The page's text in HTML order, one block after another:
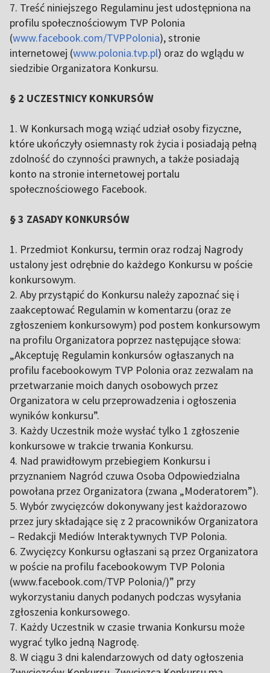
7. Treść niniejszego Regulaminu jest udostępniona na
profilu społecznościowym TVP Polonia
(www.facebook.com/TVPPolonia), stronie
internetowej (www.polonia.tvp.pl) oraz do wglądu w
siedzibie Organizatora Konkursu.
§ 2 UCZESTNICY KONKURSÓW
1. W Konkursach mogą wziąć udział osoby fizyczne,
które ukończyły osiemnasty rok życia i posiadają pełną
zdolność do czynności prawnych, a także posiadają
konto na stronie internetowej portalu
społecznościowego Facebook.
§ 3 ZASADY KONKURSÓW
1. Przedmiot Konkursu, termin oraz rodzaj Nagrody
ustalony jest odrębnie do każdego Konkursu w poście
konkursowym.
2. Aby przystąpić do Konkursu należy zapoznać się i
zaakceptować Regulamin w komentarzu (oraz ze
zgłoszeniem konkursowym) pod postem konkursowym
na profilu Organizatora poprzez następujące słowa:
„Akceptuję Regulamin konkursów ogłaszanych na
profilu facebookowym TVP Polonia oraz zezwalam na
przetwarzanie moich danych osobowych przez
Organizatora w celu przeprowadzenia i ogłoszenia
wyników konkursu”.
3. Każdy Uczestnik może wysłać tylko 1 zgłoszenie
konkursowe w trakcie trwania Konkursu.
4. Nad prawidłowym przebiegiem Konkursu i
przyznaniem Nagród czuwa Osoba Odpowiedzialna
powołana przez Organizatora (zwana „Moderatorem”).
5. Wybór zwycięzców dokonywany jest każdorazowo
przez jury składające się z 2 pracowników Organizatora
– Redakcji Mediów Interaktywnych TVP Polonia.
6. Zwycięzcy Konkursu ogłaszani są przez Organizatora
w poście na profilu facebookowym TVP Polonia
(www.facebook.com/TVP Polonia/)” przy
wykorzystaniu danych podanych podczas wysyłania
zgłoszenia konkursowego.
7. Każdy Uczestnik w czasie trwania Konkursu może
wygrać tylko jedną Nagrodę.
8. W ciągu 3 dni kalendarzowych od daty ogłoszenia